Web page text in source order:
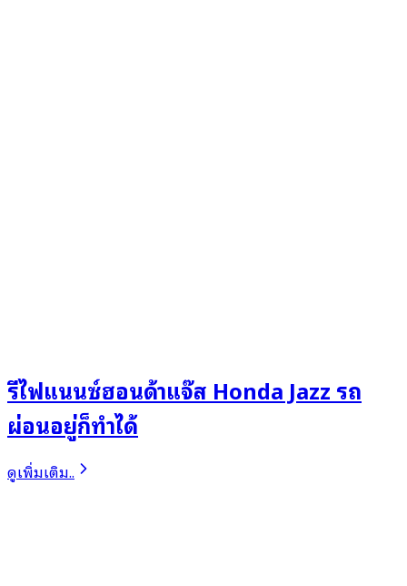
รีไฟแนนซ์ฮอนด้าแจ๊ส Honda Jazz รถ
ผ่อนอยู่ก็ทำได้
ดูเพิ่มเติม..